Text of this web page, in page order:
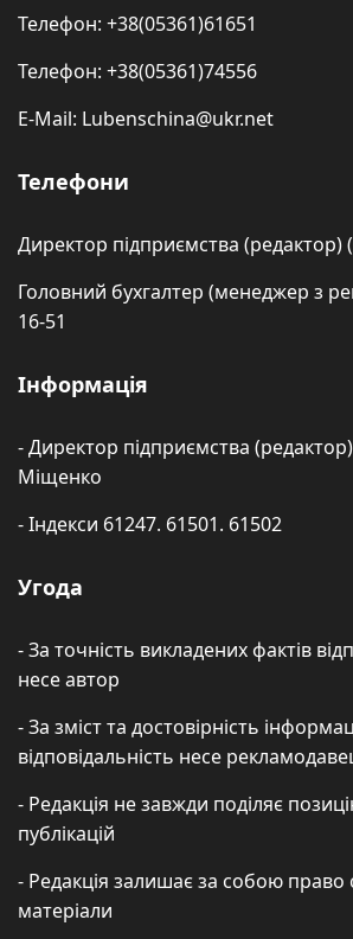
Телефон: +38(05361)61651
Телефон: +38(05361)74556
E-Mail: Lubenschina@ukr.net
Телефони
Директор підприємства (редактор)
Головний бухгалтер (менеджер з
16-51
Інформація
- Директор підприємства
Міщенко
- Індекси 61247. 61501. 61502
Угода
- За точність викладених фактів
несе автор
- За зміст та достовірність
відповідальність несе
- Редакція не завжди поділяє
публікацій
- Редакція залишає за собою право
матеріали